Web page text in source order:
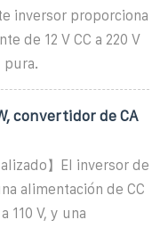
inversor proporciona
de 12 V CC a 220 V
pura.
convertidor de CA
】El inversor de
alimentación de CC
110 V, y una